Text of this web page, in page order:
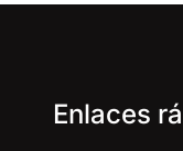
Enlaces